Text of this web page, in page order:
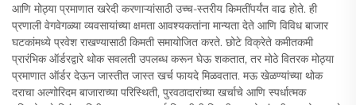
आणि मोठ्या प्रमाणात खरेदी करणाऱ्यांसाठी उच्च-स्तरीय किमतींपर्यंत वाढ होते. ही
प्रणाली वेगवेगळ्या व्यवसायांच्या क्षमता आवश्यकतांना मान्यता देते आणि विविध बाजार
घटकांमध्ये प्रवेश राखण्यासाठी किमती समायोजित करते. छोटे विक्रेते कमीतकमी
प्रारंभिक ऑर्डरद्वारे थोक सवलती उपलब्ध करून घेऊ शकतात, तर मोठे वितरक मोठ्या
प्रमाणात ऑर्डर देऊन जास्तीत जास्त खर्च फायदे मिळवतात. मऊ खेळण्यांच्या थोक
दराचा अल्गोरिदम बाजाराच्या परिस्थिती, पुरवठादारांच्या खर्चाचे आणि स्पर्धात्मक